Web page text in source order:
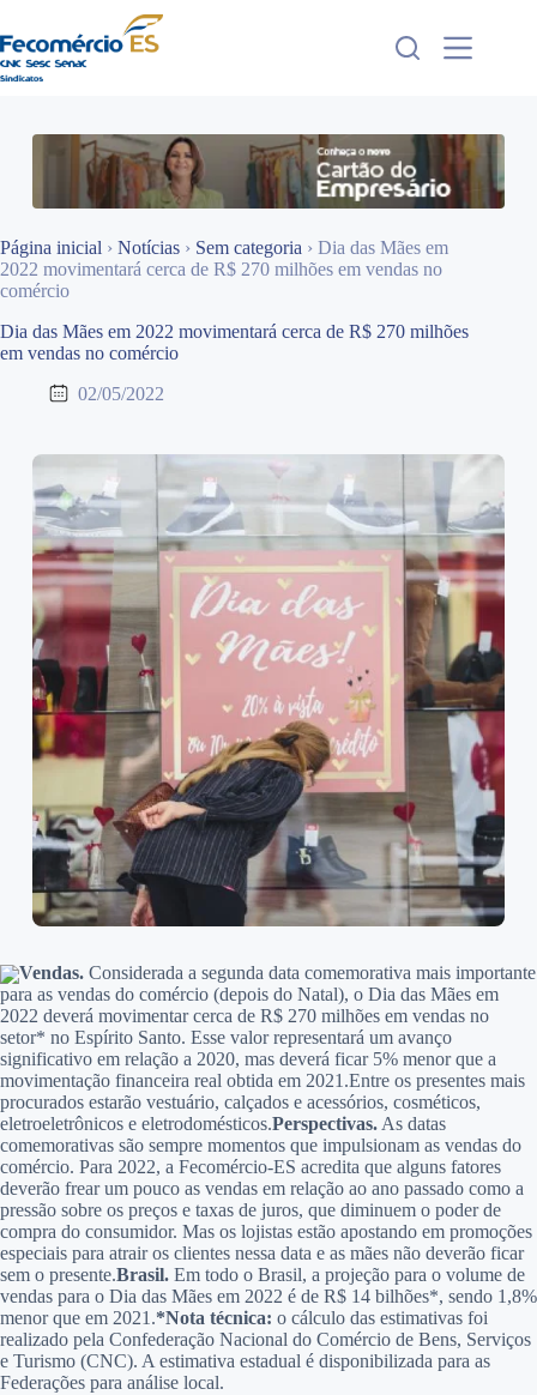
para
o
conteúdo
Página inicial › Notícias › Sem categoria › Dia das Mães em
2022 movimentará cerca de R$ 270 milhões em vendas no
comércio
Dia das Mães em 2022 movimentará cerca de R$ 270 milhões
em vendas no comércio
02/05/2022
Vendas. Considerada a segunda data comemorativa mais importante
para as vendas do comércio (depois do Natal), o Dia das Mães em
2022 deverá movimentar cerca de R$ 270 milhões em vendas no
setor* no Espírito Santo. Esse valor representará um avanço
significativo em relação a 2020, mas deverá ficar 5% menor que a
movimentação financeira real obtida em 2021.Entre os presentes mais
procurados estarão vestuário, calçados e acessórios, cosméticos,
eletroeletrônicos e eletrodomésticos.Perspectivas.As datas
comemorativas são sempre momentos que impulsionam as vendas do
comércio. Para 2022, a Fecomércio-ES acredita que alguns fatores
deverão frear um pouco as vendas em relação ao ano passado como a
pressão sobre os preços e taxas de juros, que diminuem o poder de
compra do consumidor. Mas os lojistas estão apostando em promoções
especiais para atrair os clientes nessa data e as mães não deverão ficar
sem o presente.Brasil. Em todo o Brasil, a projeção para o volume de
vendas para o Dia das Mães em 2022 é de R$ 14 bilhões*, sendo 1,8%
menor que em 2021.*Nota técnica: o cálculo das estimativas foi
realizado pela Confederação Nacional do Comércio de Bens, Serviços
e Turismo (CNC). A estimativa estadual é disponibilizada para as
Federações para análise local.